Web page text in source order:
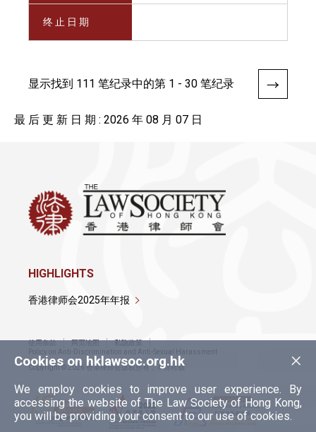
终 止 日 期
显示找到 111 笔纪录中的第 1 - 30 笔纪录
最 后 更 新 日 期 : 2026 年 08 月 07 日
×
Cookies on hklawsoc.org.hk
We employ cookies to improve user experience. By
accessing the website of The Law Society of Hong Kong,
you will be providing your consent to our use of cookies.
HIGHLIGHTS
香港律师会2025年年报
使用条款 网页地图
私隐政策
Policy on Anti-Discrimination and Anti-Sexual Harassment
Copyright © 2026 香港律师会版权所有，不得转载